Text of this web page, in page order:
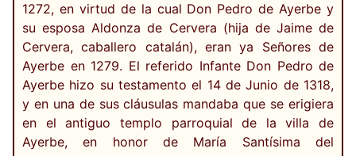
1272, en virtud de la cual Don Pedro de Ayerbe y
su esposa Aldonza de Cervera (hija de Jaime de
Cervera, caballero catalán), eran ya Señores de
Ayerbe en 1279. El referido Infante Don Pedro de
Ayerbe hizo su testamento el 14 de Junio de 1318,
y en una de sus cláusulas mandaba que se erigiera
en el antiguo templo parroquial de la villa de
Ayerbe, en honor de María Santísima del